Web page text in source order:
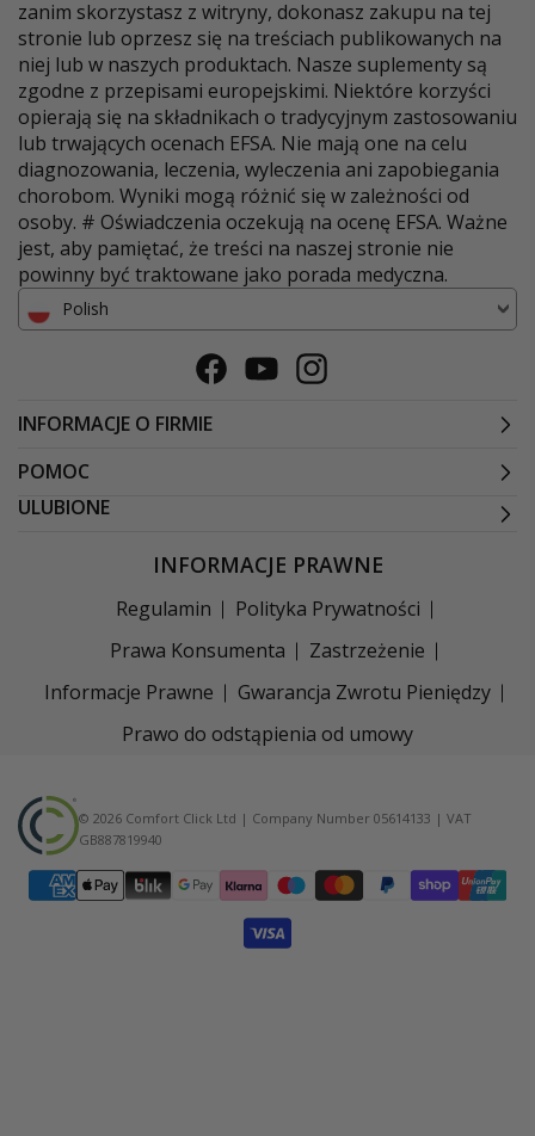
zanim skorzystasz z witryny, dokonasz zakupu na tej
stronie lub oprzesz się na treściach publikowanych na
niej lub w naszych produktach. Nasze suplementy są
zgodne z przepisami europejskimi. Niektóre korzyści
opierają się na składnikach o tradycyjnym zastosowaniu
lub trwających ocenach EFSA. Nie mają one na celu
diagnozowania, leczenia, wyleczenia ani zapobiegania
chorobom. Wyniki mogą różnić się w zależności od
osoby. # Oświadczenia oczekują na ocenę EFSA. Ważne
jest, aby pamiętać, że treści na naszej stronie nie
powinny być traktowane jako porada medyczna.
Polish
FacebookYoutubeInstagram
INFORMACJE O FIRMIE
POMOC
ULUBIONE
INFORMACJE PRAWNE
Regulamin
Polityka Prywatności
Prawa Konsumenta
Zastrzeżenie
Informacje Prawne
Gwarancja Zwrotu Pieniędzy
Prawo do odstąpienia od umowy
© 2026 Comfort Click Ltd | Company Number 05614133 | VAT
GB887819940